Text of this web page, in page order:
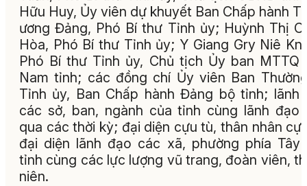
Hữu Huy, Ủy viên dự khuyết Ban Chấp hành
ương Đảng, Phó Bí thư Tỉnh ủy; Huỳnh Thị
Hòa, Phó Bí thư Tỉnh ủy; Y Giang Gry Niê
Phó Bí thư Tỉnh ủy, Chủ tịch Ủy ban MTTQ
Nam tỉnh; các đồng chí Ủy viên Ban
Tỉnh ủy, Ban Chấp hành Đảng bộ tỉnh; lãnh
các sở, ban, ngành của tỉnh cùng lãnh đạo
qua các thời kỳ; đại diện cựu tù, thân nhân
đại diện lãnh đạo các xã, phường phía Tây
tỉnh cùng các lực lượng vũ trang, đoàn viên,
niên.